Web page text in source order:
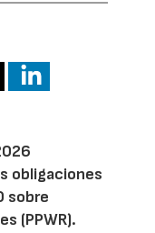
obligaciones
sobre
(PPWR).